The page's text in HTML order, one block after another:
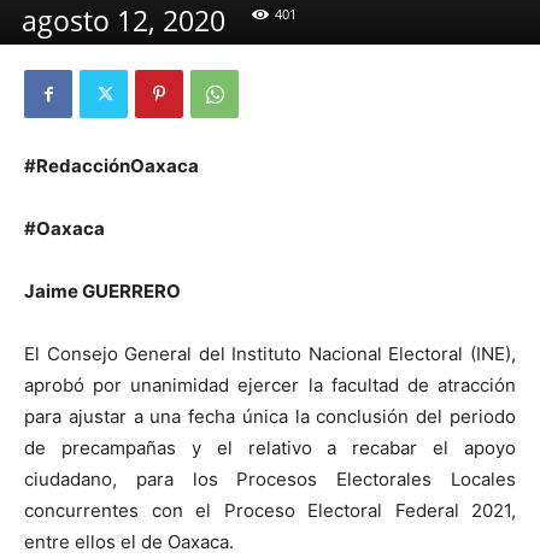
agosto 12, 2020 401
#RedacciónOaxaca
#Oaxaca
Jaime GUERRERO
El Consejo General del Instituto Nacional Electoral (INE),
aprobó por unanimidad ejercer la facultad de atracción
para ajustar a una fecha única la conclusión del periodo
de precampañas y el relativo a recabar el apoyo
ciudadano, para los Procesos Electorales Locales
concurrentes con el Proceso Electoral Federal 2021,
entre ellos el de Oaxaca.